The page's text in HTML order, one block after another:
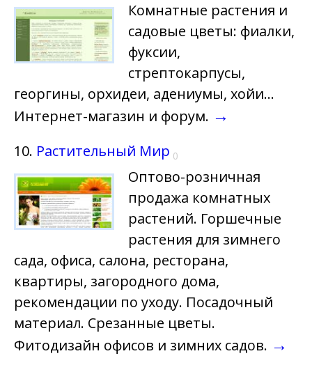
Комнатные растения и
садовые цветы: фиалки,
фуксии,
стрептокарпусы,
георгины, орхидеи, адениумы, хойи...
Интернет-магазин и форум. →
10. Растительный Мир 0
Оптово-розничная
продажа комнатных
растений. Горшечные
растения для зимнего
сада, офиса, салона, ресторана,
квартиры, загородного дома,
рекомендации по уходу. Посадочный
материал. Срезанные цветы.
Фитодизайн офисов и зимних садов. →